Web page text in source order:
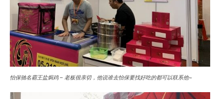
怡保驰名霸王盐焗鸡 – 老板很亲切，他说谁去怡保要找好吃的都可以联系他~